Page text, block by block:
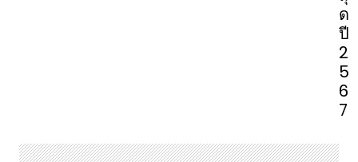
ด
ปี
2
5
6
7